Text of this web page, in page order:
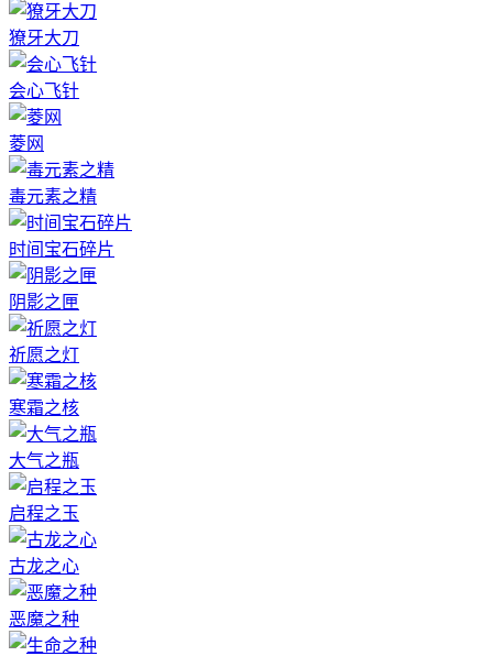
獠牙大刀
会心飞针
菱网
毒元素之精
时间宝石碎片
阴影之匣
祈愿之灯
寒霜之核
大气之瓶
启程之玉
古龙之心
恶魔之种